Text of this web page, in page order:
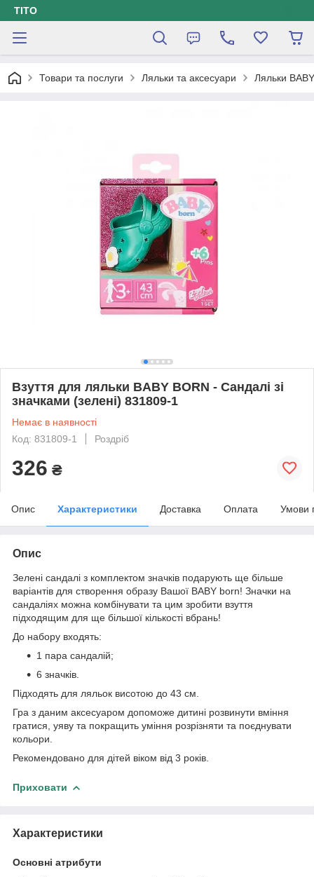
ТІТО
Товари та послуги Ляльки та аксесуари Ляльки
Взуття для ляльки BABY BORN - Сандалі зі
значками (зелені) 831809-1
Немає в наявності
Код: 831809-1
Роздріб
326 ₴
Опис Характеристики Доставка Оплата Умови
Опис
Зелені сандалі з комплектом значків подарують ще більше
варіантів для створення образу Вашої BABY born! Значки на
сандаліях можна комбінувати та цим зробити взуття
підходящим для ще більшої кількості вбрань!
До набору входять:
1 пара сандалій;
6 значків.
Підходять для ляльок висотою до 43 см.
Гра з даним аксесуаром допоможе дитині розвинути вміння
гратися, уяву та покращить уміння розрізняти та поєднувати
кольори.
Рекомендовано для дітей віком від 3 років.
Приховати
Характеристики
Основні атрибути